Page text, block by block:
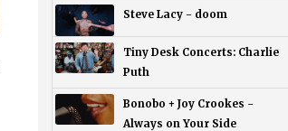
Steve Lacy - doom
Tiny Desk Concerts: Charlie
Puth
Bonobo + Joy Crookes -
Always on Your Side